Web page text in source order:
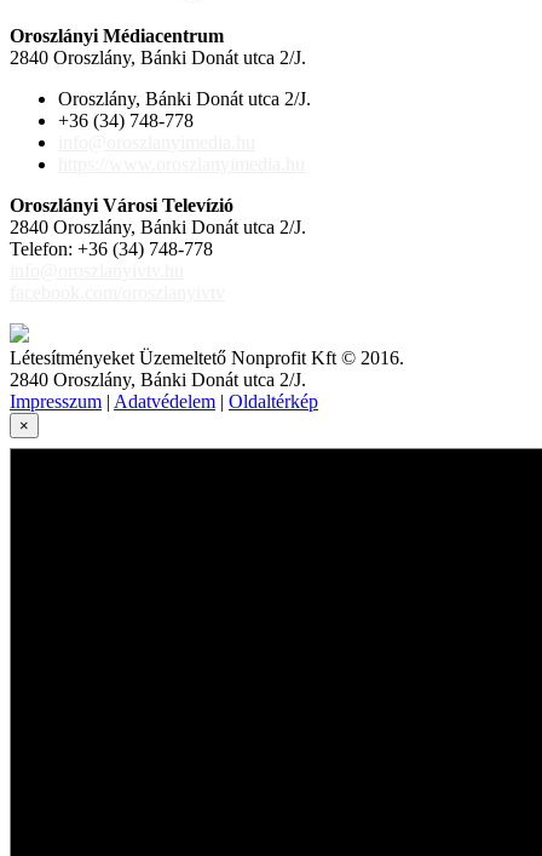
Oroszlányi Médiacentrum
2840 Oroszlány, Bánki Donát utca 2/J.
Oroszlány, Bánki Donát utca 2/J.
+36 (34) 748-778
Oroszlányi Városi Televízió
2840 Oroszlány, Bánki Donát utca 2/J.
Telefon: +36 (34) 748-778
Létesítményeket Üzemeltető Nonprofit Kft © 2016.
2840 Oroszlány, Bánki Donát utca 2/J.
Impresszum | Adatvédelem | Oldaltérkép
×